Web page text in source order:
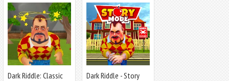
Dark Riddle: Classic
Dark Riddle - Story